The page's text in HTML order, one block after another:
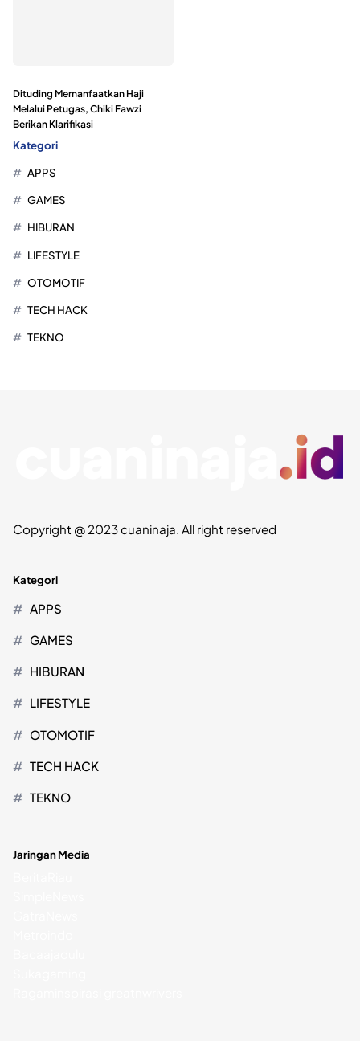
Dituding Memanfaatkan Haji
Melalui Petugas, Chiki Fawzi
Berikan Klarifikasi
Kategori
APPS
GAMES
HIBURAN
LIFESTYLE
OTOMOTIF
TECH HACK
TEKNO
Copyright @ 2023 cuaninaja. All right reserved
Kategori
APPS
GAMES
HIBURAN
LIFESTYLE
OTOMOTIF
TECH HACK
TEKNO
Jaringan Media